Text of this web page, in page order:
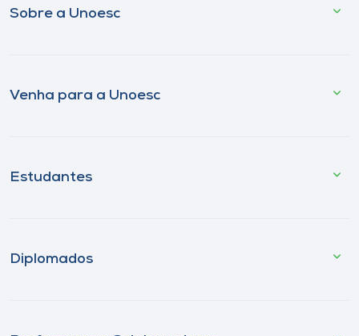
Sobre a Unoesc
Venha para a Unoesc
Estudantes
Diplomados